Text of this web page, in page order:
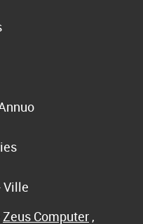
Ville
Zeus Computer ,